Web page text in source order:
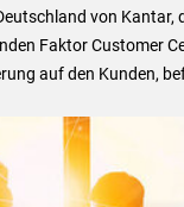
von Kantar,
Faktor Customer
auf den Kunden,